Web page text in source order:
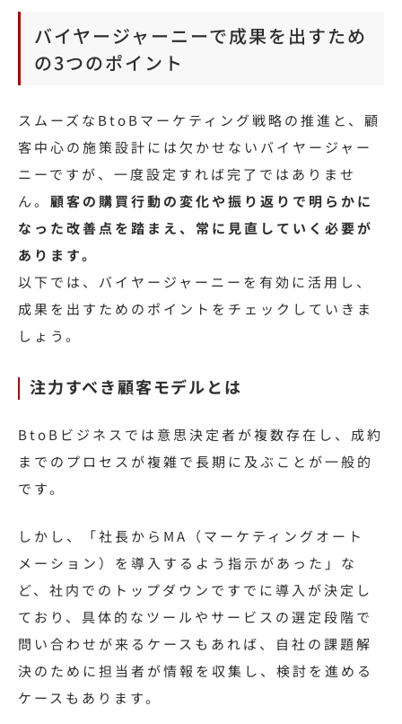
バイヤージャーニーで成果を出すため
の3つのポイント
スムーズなBtoBマーケティング戦略の推進と、顧
客中心の施策設計には欠かせないバイヤージャー
ニーですが、一度設定すれば完了ではありませ
ん。 顧客の購買行動の変化や振り返りで明らかに
なった改善点を踏まえ、常に見直していく必要が
あります。
以下では、バイヤージャーニーを有効に活用し、
成果を出すためのポイントをチェックしていきま
しょう。
注力すべき顧客モデルとは
BtoBビジネスでは意思決定者が複数存在し、成約
までのプロセスが複雑で長期に及ぶことが一般的
です。
しかし、「社長からMA（マーケティングオート
メーション）を導入するよう指示があった」な
ど、社内でのトップダウンですでに導入が決定し
ており、具体的なツールやサービスの選定段階で
問い合わせが来るケースもあれば、自社の課題解
決のために担当者が情報を収集し、検討を進める
ケースもあります。